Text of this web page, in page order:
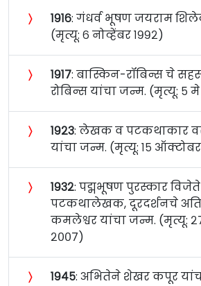
〉 १९१६: गंधर्व भूषण जयराम
(मृत्यू: ६ नोव्हेंबर १९९२)
〉 १९१७: बास्किन-रॉबिन्स चे
रोबिन्स यांचा जन्म. (मृत्यू: ५
〉 १९२३: लेखक व पटकथाकार
यांचा जन्म. (मृत्यू: १५
〉 १९३२: पद्मभूषण पुरस्कार
पटकथालेखक, दूरदर्शनचे
कमलेश्वर यांचा जन्म. (मृत्यू:
२००७)
〉 १९४५: अभितेने शेखर कपूर